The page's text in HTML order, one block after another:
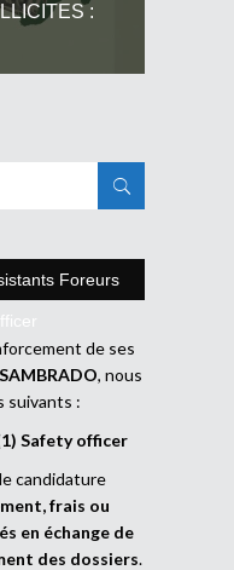
:
Foreurs
de ses
SAMBRADO, nous
suivants :
Safety officer
candidature
frais ou
en échange de
des dossiers.